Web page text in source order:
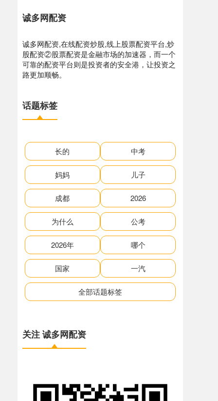
诚多网配资
诚多网配资,在线配资炒股,线上股票配资平台,炒
股配资②股票配资是金融市场的加速器，而一个
可靠的配资平台则是投资者的安全港，让投资之
路更加顺畅。
话题标签
长的 中考
妈妈 儿子
成都 2026
为什么 公考
2026年 哪个
国家 一汽
全部话题标签
关注 诚多网配资